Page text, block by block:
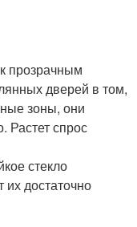
прозрачным
дверей в том,
зоны, они
Растет спрос
стекло
достаточно